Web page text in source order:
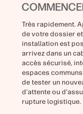
Très rapidement.
de votre dossier
installation est
arrivez dans un
accès sécurisé,
espaces
de tester un
d’attente ou
rupture logistique.